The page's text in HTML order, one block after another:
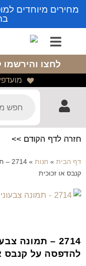
מחירים מיוחדים
לחצו והירשמו
חזרה לדף הקודם >>
דף הבית » חנות »
קנבס או זכוכית
2714 – תמונה
להדפסה על קנבס